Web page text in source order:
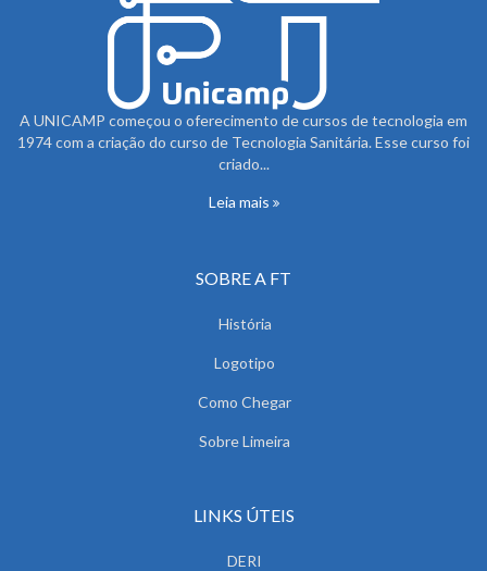
A UNICAMP começou o oferecimento de cursos de tecnologia em
1974 com a criação do curso de Tecnologia Sanitária. Esse curso foi
criado...
Leia mais
SOBRE A FT
História
Logotipo
Como Chegar
Sobre Limeira
LINKS ÚTEIS
DERI